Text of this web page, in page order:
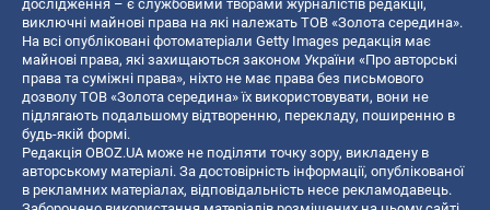
дослідження – є службовими творами журналістів редакції,
виключні майнові права на які належать ТОВ «Золота середина».
На всі опубліковані фотоматеріали Getty Images редакція має
майнові права, які захищаються законом України «Про авторські
права та суміжні права», ніхто не має права без письмового
дозволу ТОВ «Золота середина» їх використовувати, вони не
підлягають подальшому відтворенню, перекладу, поширенню в
будь-якій формі.
Редакція OBOZ.UA може не поділяти точку зору, викладену в
авторському матеріалі. За достовірність інформації, опублікованої
в рекламних матеріалах, відповідальність несе рекламодавець.